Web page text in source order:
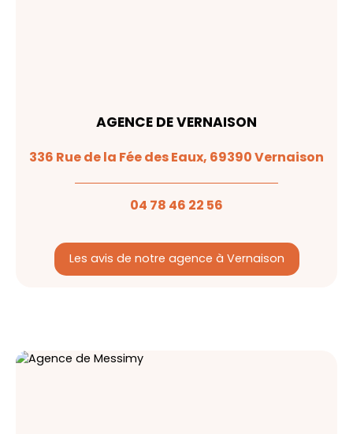
AGENCE DE VERNAISON
336 Rue de la Fée des Eaux, 69390 Vernaison
04 78 46 22 56
Les avis de notre agence à Vernaison